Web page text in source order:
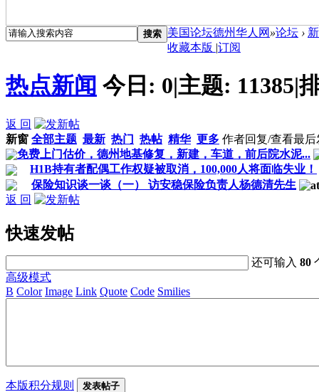
搜索 美国论坛德州华人网 »论坛 ›
收藏本版 |订阅
热点新闻 今日: 0|主题: 11385|
返 回
新窗 全部主题 最新 热门 热帖 精华 更多 作者回复/查看最后
免费上门估价，德州地基修复，新建，车道，前后院水泥...
H1B持有者配偶工作权疑被取消，100,000人将面临失业！
保险知识谈一谈（一） 访安稳保险负责人杨德清先生
返 回
快速发帖
还可输入80
高级模式
B Color Image Link Quote Code Smilies
本版积分规则 发表帖子